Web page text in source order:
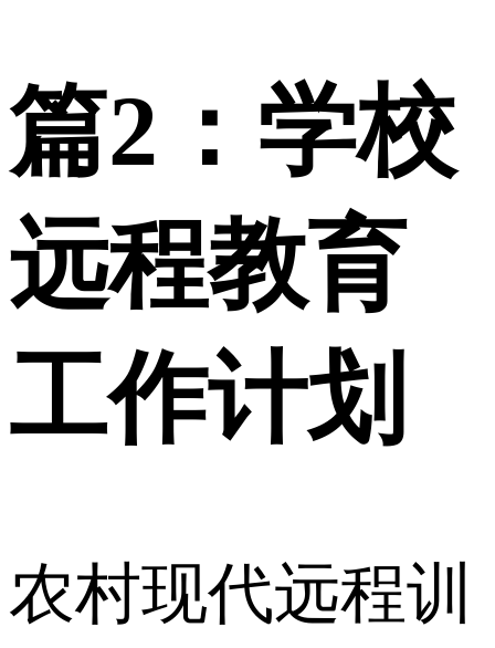
篇2：学校
远程教育
工作计划
农村现代远程训